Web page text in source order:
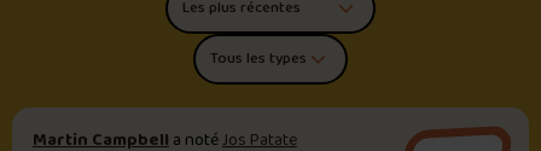
Trier les commentaires
Filtrer par type de poutine
Martin Campbella notéJos Patate